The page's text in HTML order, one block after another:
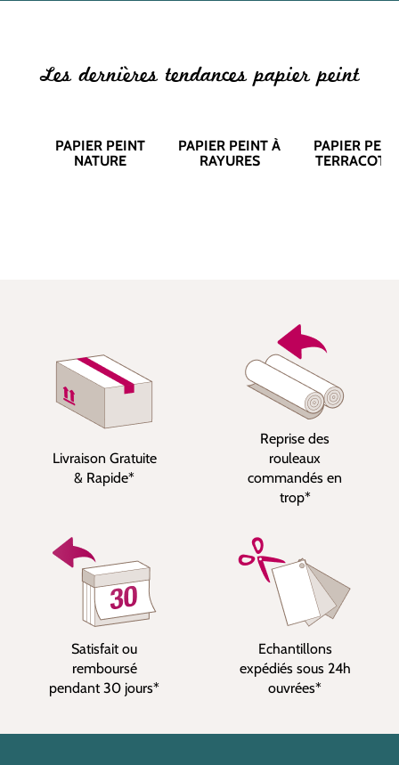
Les dernières tendances papier peint
PAPIER PEINT
NATURE
PAPIER PEINT À
RAYURES
PAPIER
Livraison Gratuite
& Rapide*
Reprise des
rouleaux
commandés en
trop*
Satisfait ou
remboursé
pendant 30 jours*
Echantillons
expédiés sous 24h
ouvrées*